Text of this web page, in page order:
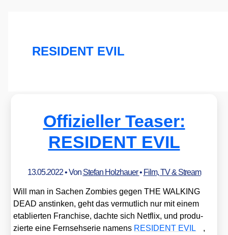
RESIDENT EVIL
Offizieller Teaser:
RESIDENT EVIL
13.05.2022• Von Stefan Holzhauer• Film, TV & Stream
Will man in Sachen Zom­bies gegen THE WALKING
DEAD anstin­ken, geht das ver­mut­lich nur mit einem
eta­blier­ten Fran­chise, dach­te sich Net­flix, und pro­du­
zier­te eine Fern­seh­se­rie namens RESIDENT EVIL
,